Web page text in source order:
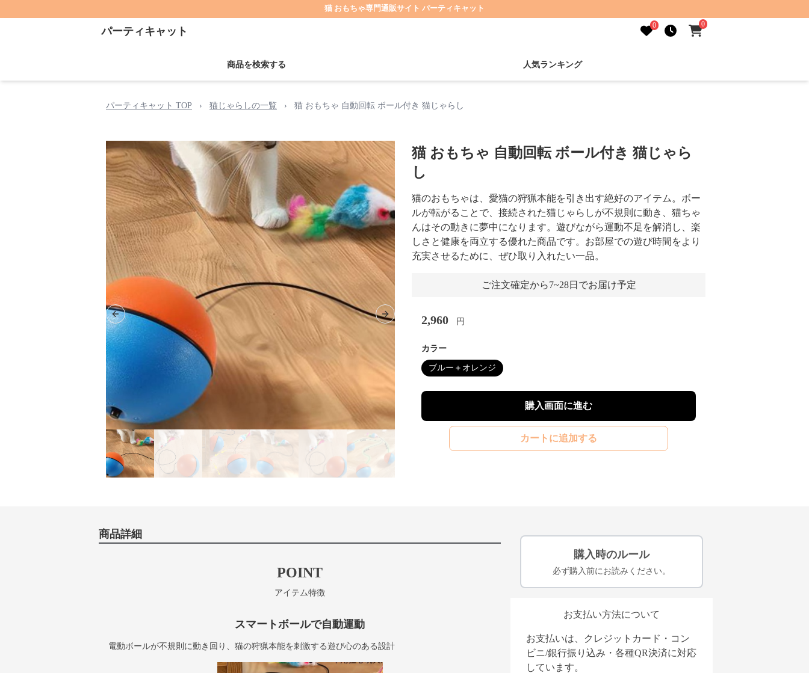
猫 おもちゃ専門通販サイト パーティキャット
パーティキャット 0 0
商品を検索する 人気ランキング
パーティキャット TOP › 猫じゃらしの一覧 › 猫 おもちゃ 自動回転 ボール付き 猫じゃらし
Previous slide Next slide
猫 おもちゃ 自動回転 ボール付き 猫じゃら
し
猫のおもちゃは、愛猫の狩猟本能を引き出す絶好のアイテム。ボー
ルが転がることで、接続された猫じゃらしが不規則に動き、猫ちゃ
んはその動きに夢中になります。遊びながら運動不足を解消し、楽
しさと健康を両立する優れた商品です。お部屋での遊び時間をより
充実させるために、ぜひ取り入れたい一品。
ご注文確定から7~28日でお届け予定
2,960 円
カラー
ブルー＋オレンジ
購入画面に進む
カートに追加する
商品詳細
POINT
アイテム特徴
スマートボールで自動運動
電動ボールが不規則に動き回り、猫の狩猟本能を刺激する遊び心のある設計
購入時のルール
必ず購入前にお読みください。
お支払い方法について
お支払いは、クレジットカード・コン
ビニ/銀行振り込み・各種QR決済に対応
しています。